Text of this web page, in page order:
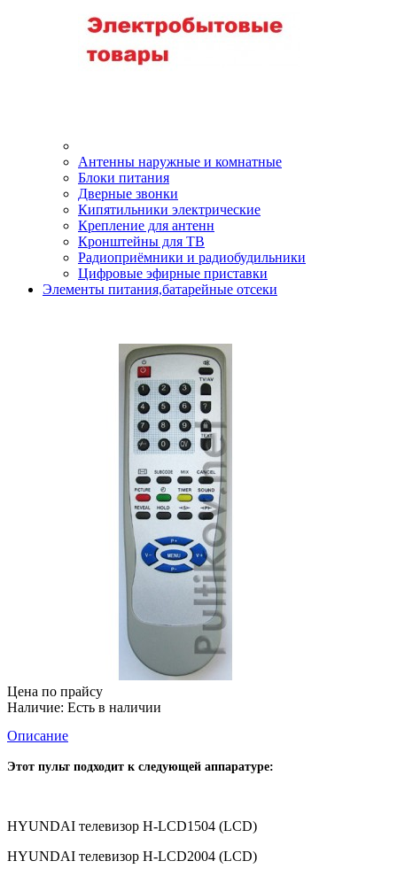
Антенны наружные и комнатные
Блоки питания
Дверные звонки
Кипятильники электрические
Крепление для антенн
Кронштейны для ТВ
Радиоприёмники и радиобудильники
Цифровые эфирные приставки
Элементы питания,батарейные отсеки
Цена по прайсу
Наличие: Есть в наличии
Описание
Этот пульт подходит к следующей аппаратуре:
HYUNDAI телевизор H-LCD1504 (LCD)
HYUNDAI телевизор H-LCD2004 (LCD)